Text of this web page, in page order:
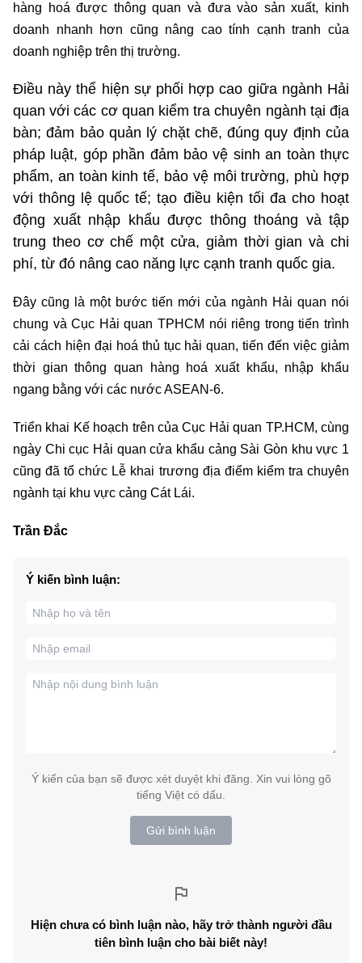
hàng hoá được thông quan và đưa vào sản xuất, kinh
doanh nhanh hơn cũng nâng cao tính cạnh tranh của
doanh nghiệp trên thị trường.
Điều này thể hiện sự phối hợp cao giữa ngành Hải
quan với các cơ quan kiểm tra chuyên ngành tại địa
bàn; đảm bảo quản lý chặt chẽ, đúng quy định của
pháp luật, góp phần đảm bảo vệ sinh an toàn thực
phẩm, an toàn kinh tế, bảo vệ môi trường, phù hợp
với thông lệ quốc tế; tạo điều kiện tối đa cho hoạt
động xuất nhập khẩu được thông thoáng và tập
trung theo cơ chế một cửa, giảm thời gian và chi
phí, từ đó nâng cao năng lực cạnh tranh quốc gia.
Đây cũng là một bước tiến mới của ngành Hải quan nói
chung và Cục Hải quan TPHCM nói riêng trong tiến trình
cải cách hiện đại hoá thủ tục hải quan, tiến đến việc giảm
thời gian thông quan hàng hoá xuất khẩu, nhập khẩu
ngang bằng với các nước ASEAN-6.
Triển khai Kế hoạch trên của Cục Hải quan TP.HCM, cùng
ngày Chi cục Hải quan cửa khẩu cảng Sài Gòn khu vực 1
cũng đã tổ chức Lễ khai trương địa điểm kiểm tra chuyên
ngành tại khu vực cảng Cát Lái.
Trần Đắc
Ý kiến bình luận:
Ý kiến của bạn sẽ được xét duyệt khi đăng. Xin vui lòng gõ
tiếng Việt có dấu.
Gửi bình luận
Hiện chưa có bình luận nào, hãy trở thành người đầu
tiên bình luận cho bài biết này!